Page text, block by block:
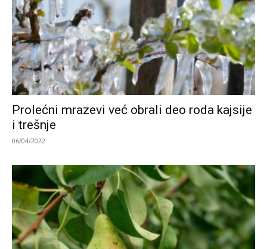
Prolećni mrazevi već obrali deo roda kajsije
i trešnje
06/04/2022